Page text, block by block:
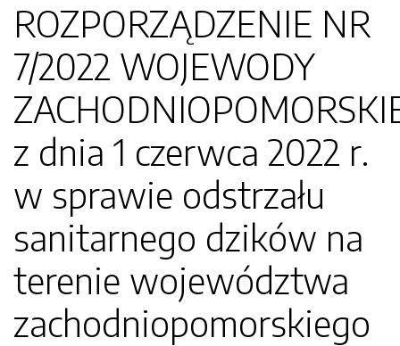
ROZPORZĄDZENIE NR
7/2022 WOJEWODY
z dnia 1 czerwca 2022 r.
w sprawie odstrzału
sanitarnego dzików na
terenie województwa
zachodniopomorskiego